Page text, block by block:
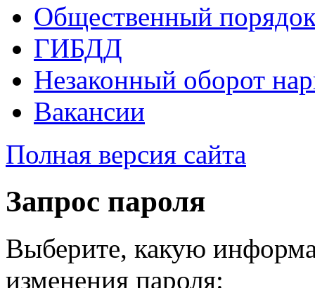
Общественный
ГИБДД
Незаконный оборот
Вакансии
Полная версия сайта
Запрос пароля
Выберите, какую
изменения пароля: